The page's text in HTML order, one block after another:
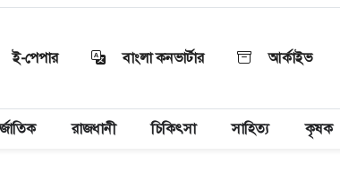
ই-পেপার বাংলা কনভার্টার আর্কাইভ
রাজধানী চিকিৎসা সাহিত্য কৃষক